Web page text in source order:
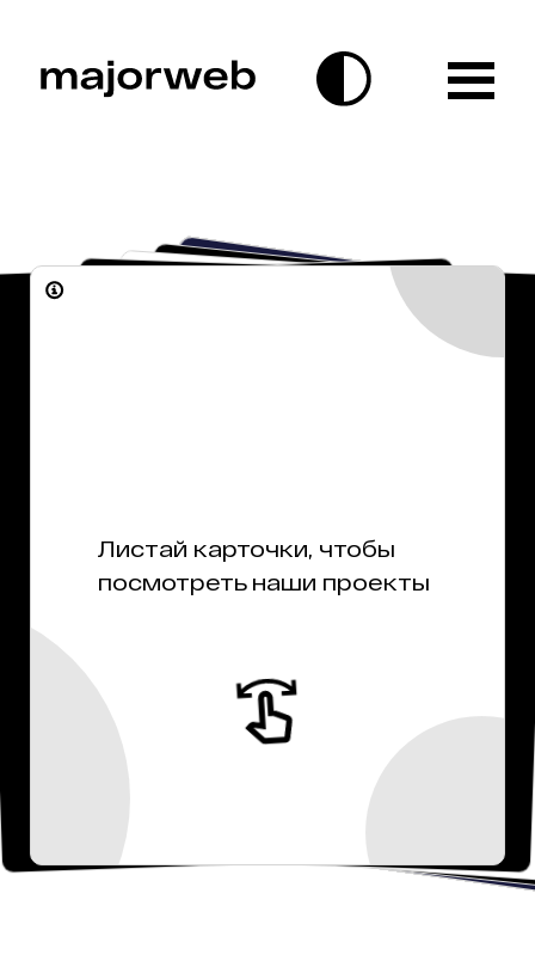
Листай карточки, чтобы
посмотреть наши проекты
Л
истай карточки, чтобы
посм
отреть наш
и проекты